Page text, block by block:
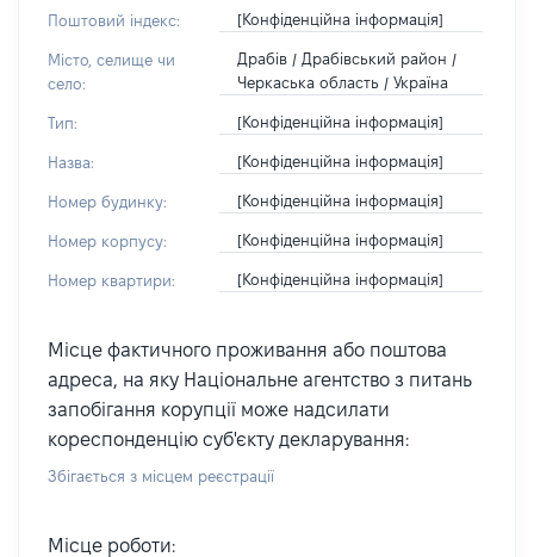
Поштовий індекс: [Конфіденційна інформація]
Місто, селище чи
село:
Драбів / Драбівський район /
Черкаська область / Україна
Тип: [Конфіденційна інформація]
Назва: [Конфіденційна інформація]
Номер будинку: [Конфіденційна інформація]
Номер корпусу: [Конфіденційна інформація]
Номер квартири: [Конфіденційна інформація]
Місце фактичного проживання або поштова
адреса, на яку Національне агентство з питань
запобігання корупції може надсилати
кореспонденцію суб'єкту декларування:
Збігається з місцем реєстрації
Місце роботи: